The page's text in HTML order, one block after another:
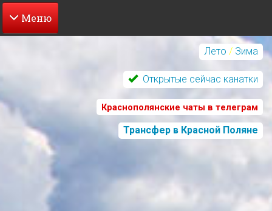
Перейти
содержанию
Лето / Зима
Открытые сейчас канатки
Краснополянские чаты в телеграм
Трансфер в Красной Поляне